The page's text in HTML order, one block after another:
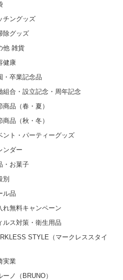
チングッズ
除グッズ
他 雑貨
健康
・卒業記念品
組合・設立記念・周年記念
商品（春・夏）
商品（秋・冬）
ント・パーティーグッズ
ンダー
・お菓子
別
ル品
れ無料キャンペーン
ルス対策・衛生用品
STYLE（マークレススタイ
実業
ーノ（BRUNO）